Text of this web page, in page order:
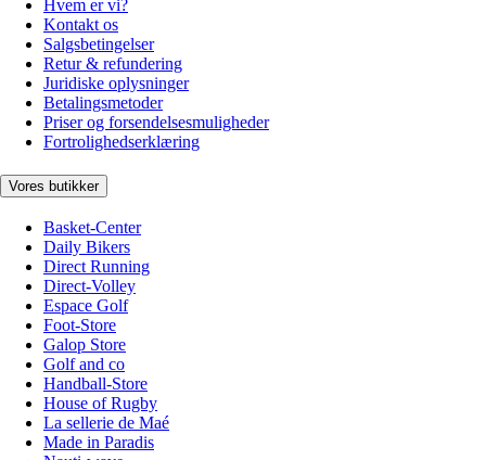
Hvem er vi?
Kontakt os
Salgsbetingelser
Retur & refundering
Juridiske oplysninger
Betalingsmetoder
Priser og forsendelsesmuligheder
Fortrolighedserklæring
Vores butikker
Basket-Center
Daily Bikers
Direct Running
Direct-Volley
Espace Golf
Foot-Store
Galop Store
Golf and co
Handball-Store
House of Rugby
La sellerie de Maé
Made in Paradis